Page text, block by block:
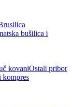
bušilica i
kovaniOstali pribor
kompres